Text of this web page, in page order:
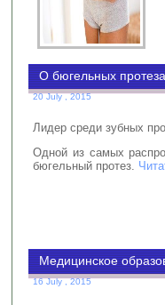
О бюгельных
20 July , 2015
Лидер среди зубных
Одной из самых
бюгельный протез.
Медицинское
16 July , 2015